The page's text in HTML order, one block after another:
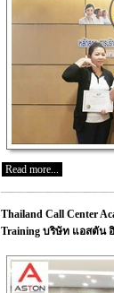
Read more...
Thailand Call Center
Training บริษัท แอสตัน